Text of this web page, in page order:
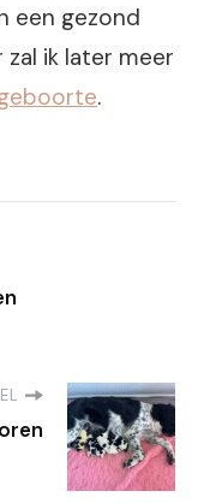
een gezond
ik later meer
.